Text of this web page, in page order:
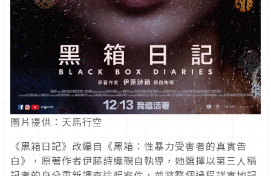
圖片提供：天馬行空
《黑箱日記》改編自《黑箱：性暴力受害者的真實告
白》，原著作者伊藤詩織親自執導，她選擇以第三人稱